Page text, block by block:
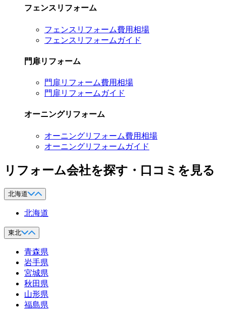
フェンスリフォーム
フェンスリフォーム費用相場
フェンスリフォームガイド
門扉リフォーム
門扉リフォーム費用相場
門扉リフォームガイド
オーニングリフォーム
オーニングリフォーム費用相場
オーニングリフォームガイド
リフォーム会社を探す・口コミを見る
北海道
北海道
東北
青森県
岩手県
宮城県
秋田県
山形県
福島県